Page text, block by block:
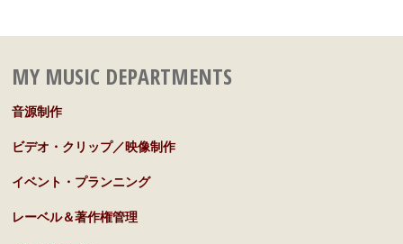
MY MUSIC DEPARTMENTS
音源制作
ビデオ・クリップ／映像制作
イベント・プランニング
レーベル＆著作権管理